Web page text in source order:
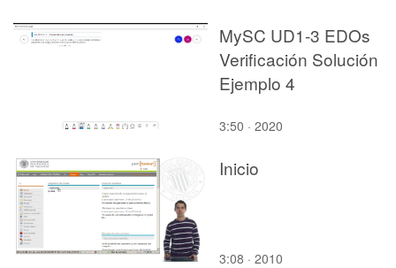
MySC UD1-3 EDOs
Verificación Solución
Ejemplo 4
3:50 · 2020
Inicio
3:08 · 2010